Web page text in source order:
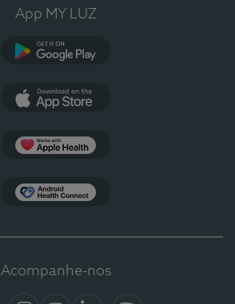
App MY LUZ
Acompanhe-nos